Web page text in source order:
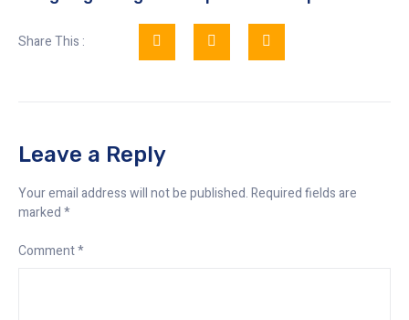
Share This :
Leave a Reply
Your email address will not be published.Required fields are
marked*
Comment*